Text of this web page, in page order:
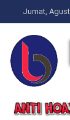
to
content
Jumat,